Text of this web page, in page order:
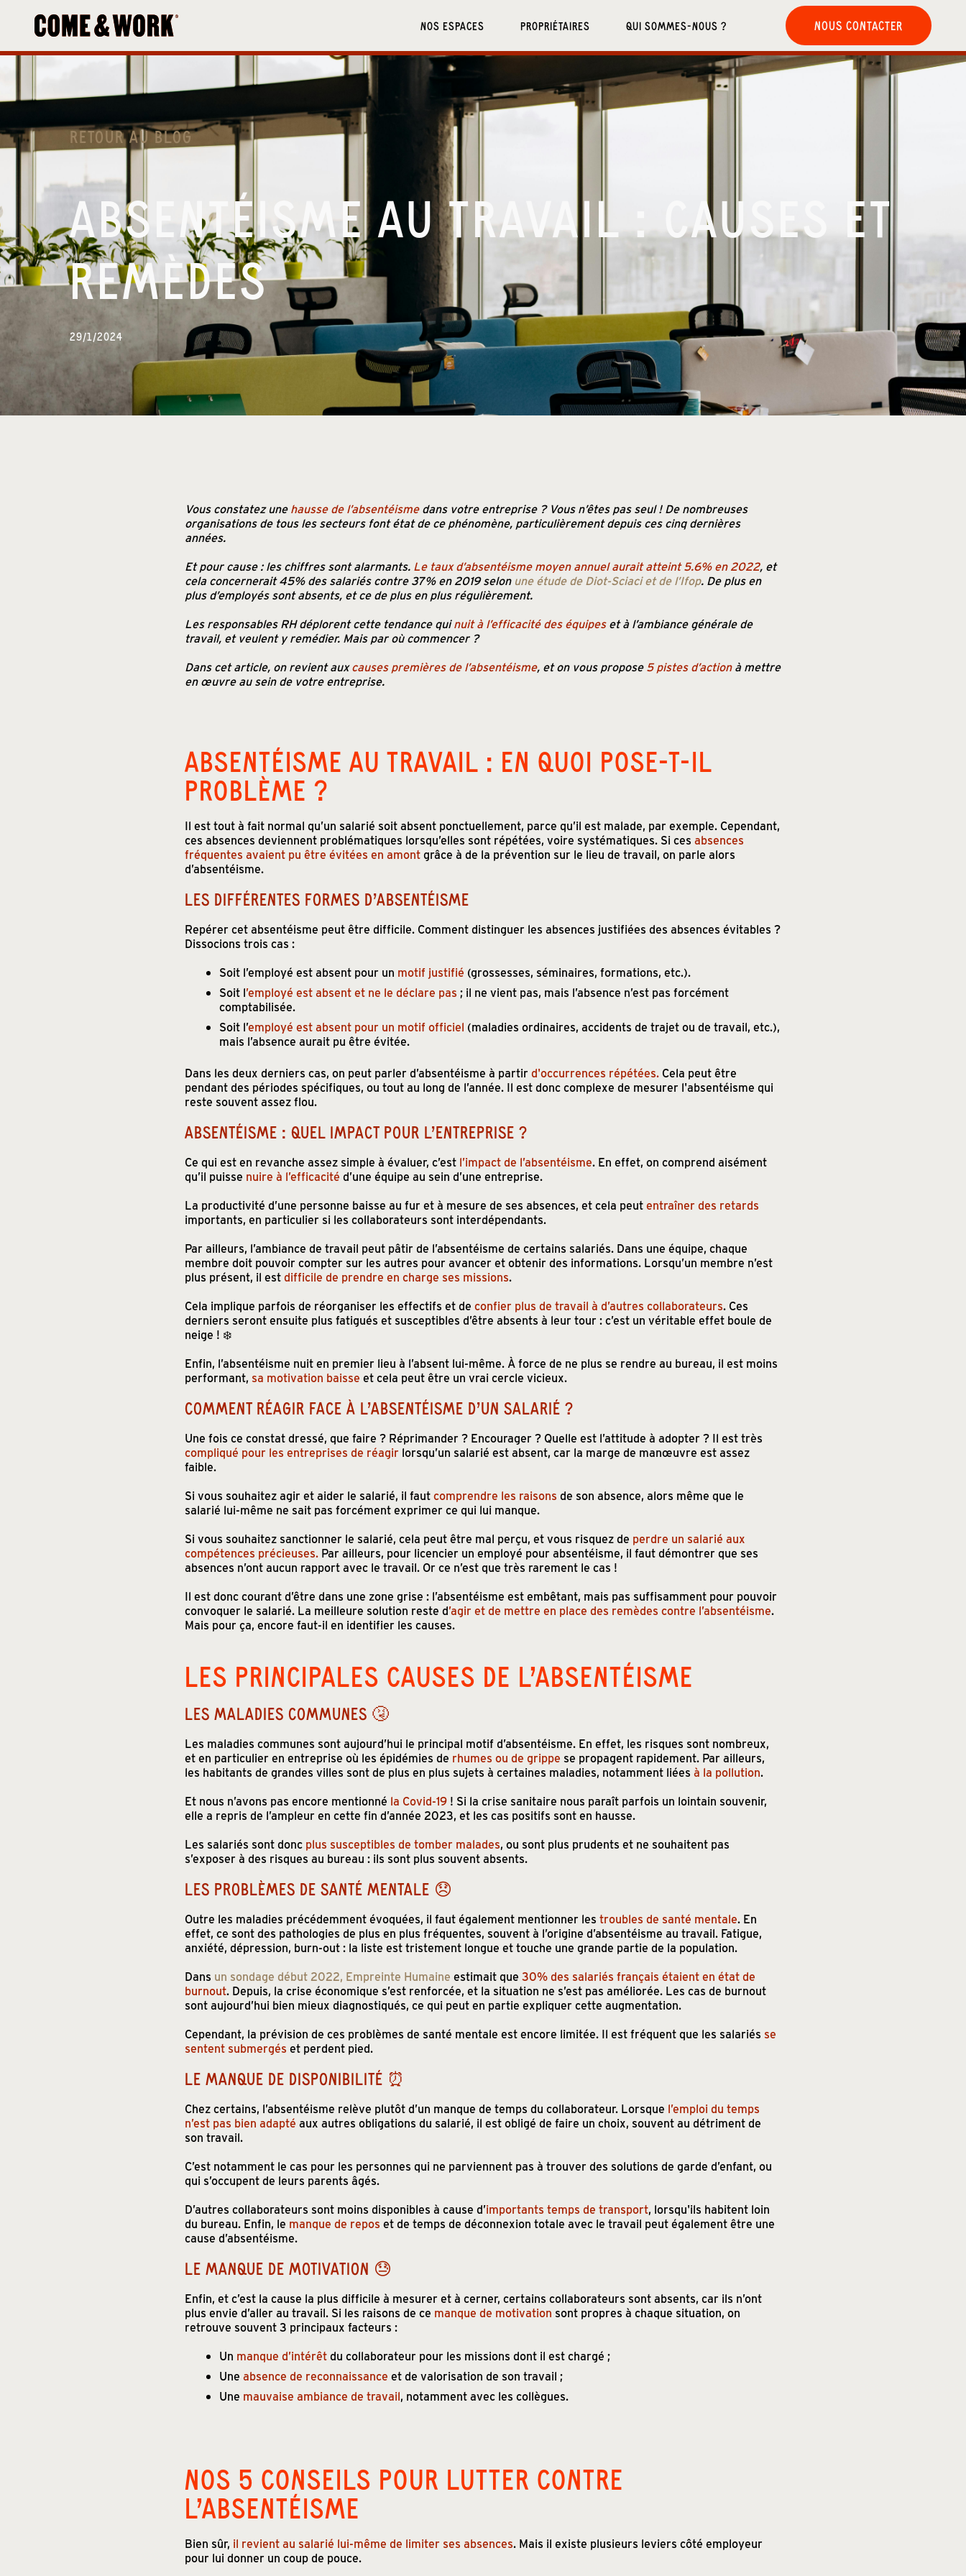
NOS ESPACES PROPRIÉTAIRES QUI SOMMES-NOUS ? NOUS CONTACTER
RETOUR AU BLOG
ABSENTÉISME AU TRAVAIL : CAUSES ET
REMÈDES
29/1/2024
Vous constatez unehausse de l’absentéismedans votre entreprise ? Vous n’êtes pas seul ! De nombreuses
organisations de tous les secteurs font état de ce phénomène, particulièrement depuis ces cinq dernières
années.
Et pour cause : les chiffres sont alarmants. Le taux d’absentéisme moyen annuel aurait atteint 5.6% en 2022, et
cela concernerait 45% des salariés contre 37% en 2019 selon une étude de Diot-Sciaci et de l’Ifop. De plus en
plus d’employés sont absents, et ce de plus en plus régulièrement.
Les responsables RH déplorent cette tendance quinuit à l’efficacité des équipeset à l’ambiance générale de
travail, et veulent y remédier. Mais par où commencer ?
Dans cet article, on revient auxcauses premières de l’absentéisme, et on vous propose5 pistes d’actionà mettre
en œuvre au sein de votre entreprise.
ABSENTÉISME AU TRAVAIL : EN QUOI POSE-T-IL
PROBLÈME ?
Il est tout à fait normal qu’un salarié soit absent ponctuellement, parce qu’il est malade, par exemple. Cependant,
ces absences deviennent problématiques lorsqu’elles sont répétées, voire systématiques. Si ces absences
fréquentes avaient pu être évitées en amontgrâce à de la prévention sur le lieu de travail, on parle alors
d’absentéisme.
LES DIFFÉRENTES FORMES D’ABSENTÉISME
Repérer cet absentéisme peut être difficile. Comment distinguer les absences justifiées des absences évitables ?
Dissocions trois cas :
Soit l’employé est absent pour un motif justifié (grossesses, séminaires, formations, etc.).
Soit l’employé est absent et ne le déclare pas ; il ne vient pas, mais l’absence n’est pas forcément
comptabilisée.
Soit l’employé est absent pour un motif officiel (maladies ordinaires, accidents de trajet ou de travail, etc.),
mais l’absence aurait pu être évitée.
Dans les deux derniers cas, on peut parler d’absentéisme à partir d'occurrences répétées. Cela peut être
pendant des périodes spécifiques, ou tout au long de l’année. Il est donc complexe de mesurer l'absentéisme qui
reste souvent assez flou.
ABSENTÉISME : QUEL IMPACT POUR L’ENTREPRISE ?
Ce qui est en revanche assez simple à évaluer, c’est l’impact de l’absentéisme. En effet, on comprend aisément
qu’il puisse nuire à l’efficacité d’une équipe au sein d’une entreprise.
La productivité d’une personne baisse au fur et à mesure de ses absences, et cela peutentraîner des retards
importants, en particulier si les collaborateurs sont interdépendants.
Par ailleurs, l’ambiance de travail peut pâtir de l’absentéisme de certains salariés. Dans une équipe, chaque
membre doit pouvoir compter sur les autres pour avancer et obtenir des informations. Lorsqu’un membre n’est
plus présent, il estdifficile de prendre en charge ses missions.
Cela implique parfois de réorganiser les effectifs et de confier plus de travail à d’autres collaborateurs. Ces
derniers seront ensuite plus fatigués et susceptibles d’être absents à leur tour : c’est un véritable effet boule de
neige ! ❄️
Enfin, l’absentéisme nuit en premier lieu à l’absent lui-même. À force de ne plus se rendre au bureau, il est moins
performant, sa motivation baisse et cela peut être un vrai cercle vicieux.
COMMENT RÉAGIR FACE À L’ABSENTÉISME D’UN SALARIÉ ?
Une fois ce constat dressé, que faire ? Réprimander ? Encourager ? Quelle est l’attitude à adopter ? Il est très
compliqué pour les entreprises de réagir lorsqu’un salarié est absent, car la marge de manœuvre est assez
faible.
Si vous souhaitez agir et aider le salarié, il fautcomprendre les raisons de son absence, alors même que le
salarié lui-même ne sait pas forcément exprimer ce qui lui manque.
Si vous souhaitez sanctionner le salarié, cela peut être mal perçu, et vous risquez de perdre un salarié aux
compétences précieuses. Par ailleurs, pour licencier un employé pour absentéisme, il faut démontrer que ses
absences n’ont aucun rapport avec le travail. Or ce n’est que très rarement le cas !
Il est donc courant d’être dans une zone grise : l’absentéisme est embêtant, mais pas suffisamment pour pouvoir
convoquer le salarié. La meilleure solution reste d’agir et de mettre en place des remèdes contre l’absentéisme.
Mais pour ça, encore faut-il en identifier les causes.
LES PRINCIPALES CAUSES DE L’ABSENTÉISME
LES MALADIES COMMUNES 🤧
Les maladies communes sont aujourd’hui le principal motif d’absentéisme. En effet, les risques sont nombreux,
et en particulier en entreprise où les épidémies de rhumes ou de grippe se propagent rapidement. Par ailleurs,
les habitants de grandes villes sont de plus en plus sujets à certaines maladies, notamment liées à la pollution.
Et nous n’avons pas encore mentionné la Covid-19 ! Si la crise sanitaire nous paraît parfois un lointain souvenir,
elle a repris de l’ampleur en cette fin d’année 2023, et les cas positifs sont en hausse.
Les salariés sont donc plus susceptibles de tomber malades, ou sont plus prudents et ne souhaitent pas
s’exposer à des risques au bureau : ils sont plus souvent absents.
LES PROBLÈMES DE SANTÉ MENTALE 😞
Outre les maladies précédemment évoquées, il faut également mentionner les troubles de santé mentale. En
effet, ce sont des pathologies de plus en plus fréquentes, souvent à l’origine d’absentéisme au travail. Fatigue,
anxiété, dépression, burn-out : la liste est tristement longue et touche une grande partie de la population.
Dans un sondage début 2022, Empreinte Humaine estimait que 30% des salariés français étaient en état de
burnout. Depuis, la crise économique s’est renforcée, et la situation ne s’est pas améliorée. Les cas de burnout
sont aujourd’hui bien mieux diagnostiqués, ce qui peut en partie expliquer cette augmentation.
Cependant, la prévision de ces problèmes de santé mentale est encore limitée. Il est fréquent que les salariés se
sentent submergés et perdent pied.
LE MANQUE DE DISPONIBILITÉ ⏰
Chez certains, l’absentéisme relève plutôt d’un manque de temps du collaborateur. Lorsque l’emploi du temps
n’est pas bien adapté aux autres obligations du salarié, il est obligé de faire un choix, souvent au détriment de
son travail.
C’est notamment le cas pour les personnes qui ne parviennent pas à trouver des solutions de garde d’enfant, ou
qui s’occupent de leurs parents âgés.
D’autres collaborateurs sont moins disponibles à cause d’importants temps de transport, lorsqu'ils habitent loin
du bureau. Enfin, le manque de repos et de temps de déconnexion totale avec le travail peut également être une
cause d’absentéisme.
LE MANQUE DE MOTIVATION 😓
Enfin, et c’est la cause la plus difficile à mesurer et à cerner, certains collaborateurs sont absents, car ils n’ont
plus envie d’aller au travail. Si les raisons de ce manque de motivation sont propres à chaque situation, on
retrouve souvent 3 principaux facteurs :
Un manque d’intérêtdu collaborateur pour les missions dont il est chargé ;
Une absence de reconnaissance et de valorisation de son travail ;
Une mauvaise ambiance de travail, notamment avec les collègues.
NOS 5 CONSEILS POUR LUTTER CONTRE
L’ABSENTÉISME
Bien sûr, il revient au salarié lui-même de limiter ses absences. Mais il existe plusieurs leviers côté employeur
pour lui donner un coup de pouce.